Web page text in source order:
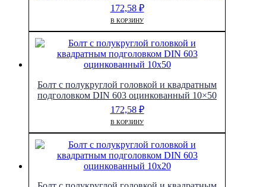
172,58 ₽
В КОРЗИНУ
Болт с полукруглой головкой и квадратным
подголовком DIN 603 оцинкованный 10×50
172,58 ₽
В КОРЗИНУ